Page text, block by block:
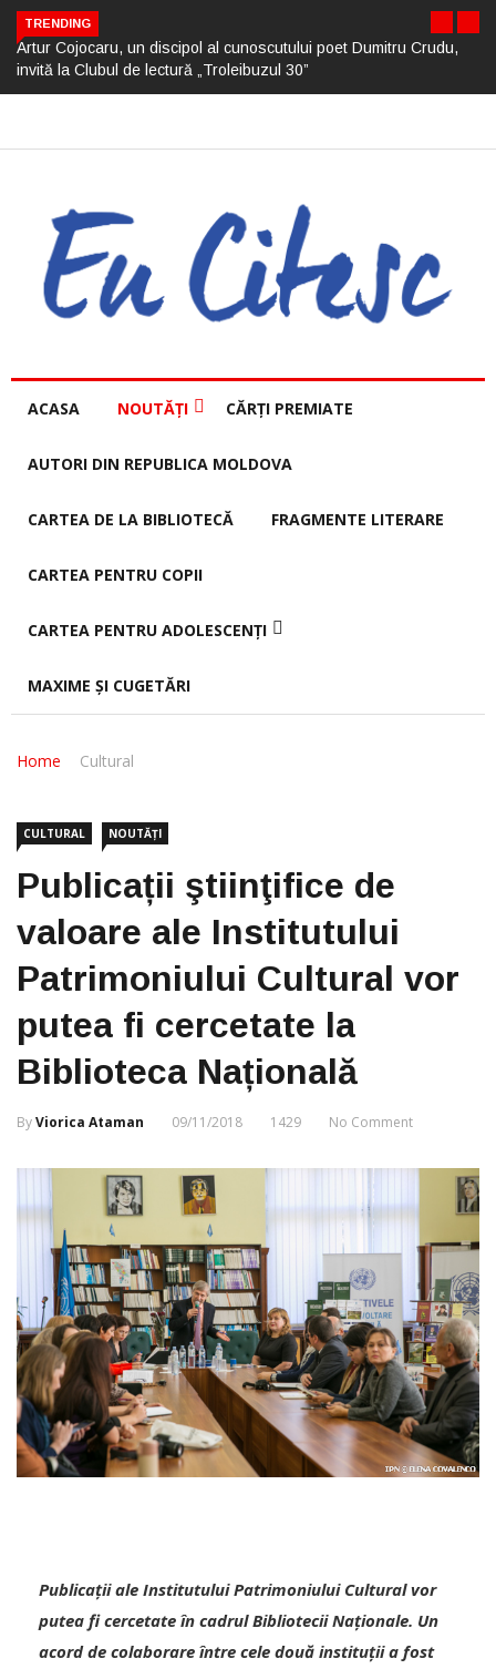
TRENDING
Artur Cojocaru, un discipol al cunoscutului poet Dumitru Crudu,
invită la Clubul de lectură „Troleibuzul 30”
ACASA NOUTĂȚI CĂRȚI PREMIATE
AUTORI DIN REPUBLICA MOLDOVA
CARTEA DE LA BIBLIOTECĂ FRAGMENTE LITERARE
CARTEA PENTRU COPII
CARTEA PENTRU ADOLESCENȚI
MAXIME ȘI CUGETĂRI
Home Cultural
CULTURAL NOUTĂȚI
Publicații ştiinţifice de
valoare ale Institutului
Patrimoniului Cultural vor
putea fi cercetate la
Biblioteca Națională
ByViorica Ataman 09/11/2018 1429 No Comment
Publicații ale Institutului Patrimoniului Cultural vor
putea fi cercetate în cadrul Bibliotecii Naționale. Un
acord de colaborare între cele două instituții a fost